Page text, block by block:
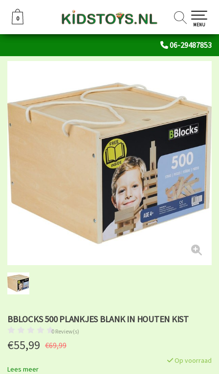
06-29487853
0
0
MENU
BBLOCKS 500 PLANKJES BLANK IN HOUTEN KIST
0 Review(s)
€55,99 €69,99
Op voorraad
Lees meer